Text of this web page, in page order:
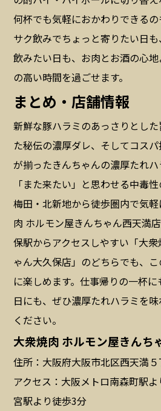
何杯でも気軽におかわりできるの
サク飲みでちょっと寄りたい日
飲みたい日も、お肉とお酒の心
の高い時間を過ごせます。
まとめ・店舗情報
新鮮な豚ハラミのあっさりとし
た秘伝の濃厚ダレ、そしてコス
が揃ったきんちゃんの濃厚たれ
「また来たい」と思わせる中毒性
梅田・北新地から徒歩圏内で気
肉 ホルモン屋きんちゃん西天満
保駅からアクセスしやすい「大
ゃん大久保店」のどちらでも、
に楽しめます。仕事帰りの一杯
日にも、ぜひ濃厚たれハラミを
ください。
大衆焼肉 ホルモン屋きんち
住所：大阪府大阪市北区西天満５
アクセス：大阪メトロ南森町駅
宮駅より徒歩3分